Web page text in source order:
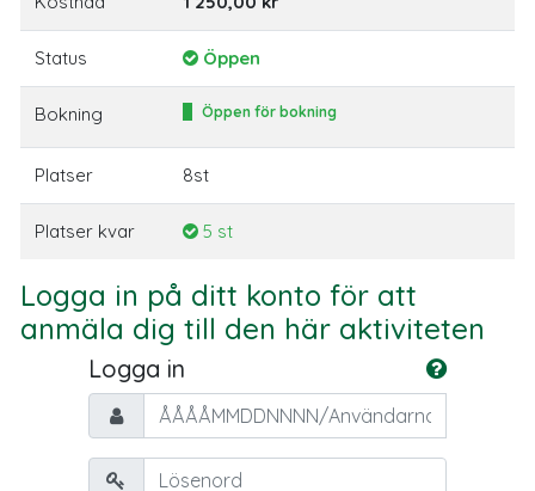
Status Öppen
Bokning Öppen för bokning
Platser 8st
Platser kvar 5 st
Logga in på ditt konto för att
anmäla dig till den här aktiviteten
Logga in
Personnummer/Användarnamn
Lösenord